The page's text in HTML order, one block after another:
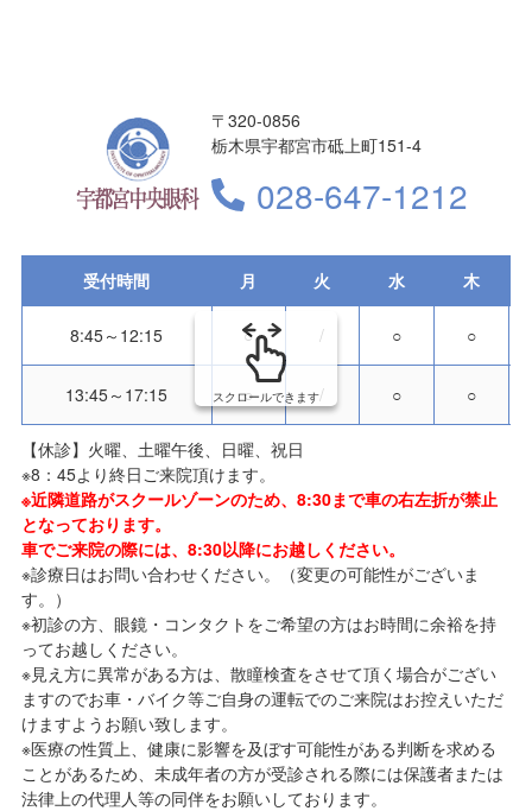
〒320-0856
栃木県宇都宮市砥上町151-4
028-647-1212
受付時間 月 火 水 木
8:45～12:15 ○ / ○ ○
13:45～17:15 ○ / ○ ○
スクロールできます
【休診】火曜、土曜午後、日曜、祝日
※8：45より終日ご来院頂けます。
※近隣道路がスクールゾーンのため、8:30まで車の右左折が禁止
となっております。
車でご来院の際には、8:30以降にお越しください。
※診療日はお問い合わせください。（変更の可能性がございま
す。）
※初診の方、眼鏡・コンタクトをご希望の方はお時間に余裕を持
ってお越しください。
※見え方に異常がある方は、散瞳検査をさせて頂く場合がござい
ますのでお車・バイク等ご自身の運転でのご来院はお控えいただ
けますようお願い致します。
※医療の性質上、健康に影響を及ぼす可能性がある判断を求める
ことがあるため、未成年者の方が受診される際には保護者または
法律上の代理人等の同伴をお願いしております。